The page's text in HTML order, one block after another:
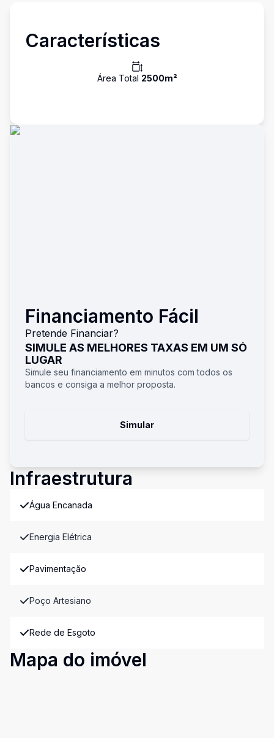
Características
Área Total 2500m²
Financiamento Fácil
Pretende Financiar?
SIMULE AS MELHORES TAXAS EM UM SÓ
LUGAR
Simule seu financiamento em minutos com todos os
bancos e consiga a melhor proposta.
Simular
Infraestrutura
Água Encanada
Energia Elétrica
Pavimentação
Poço Artesiano
Rede de Esgoto
Mapa do imóvel